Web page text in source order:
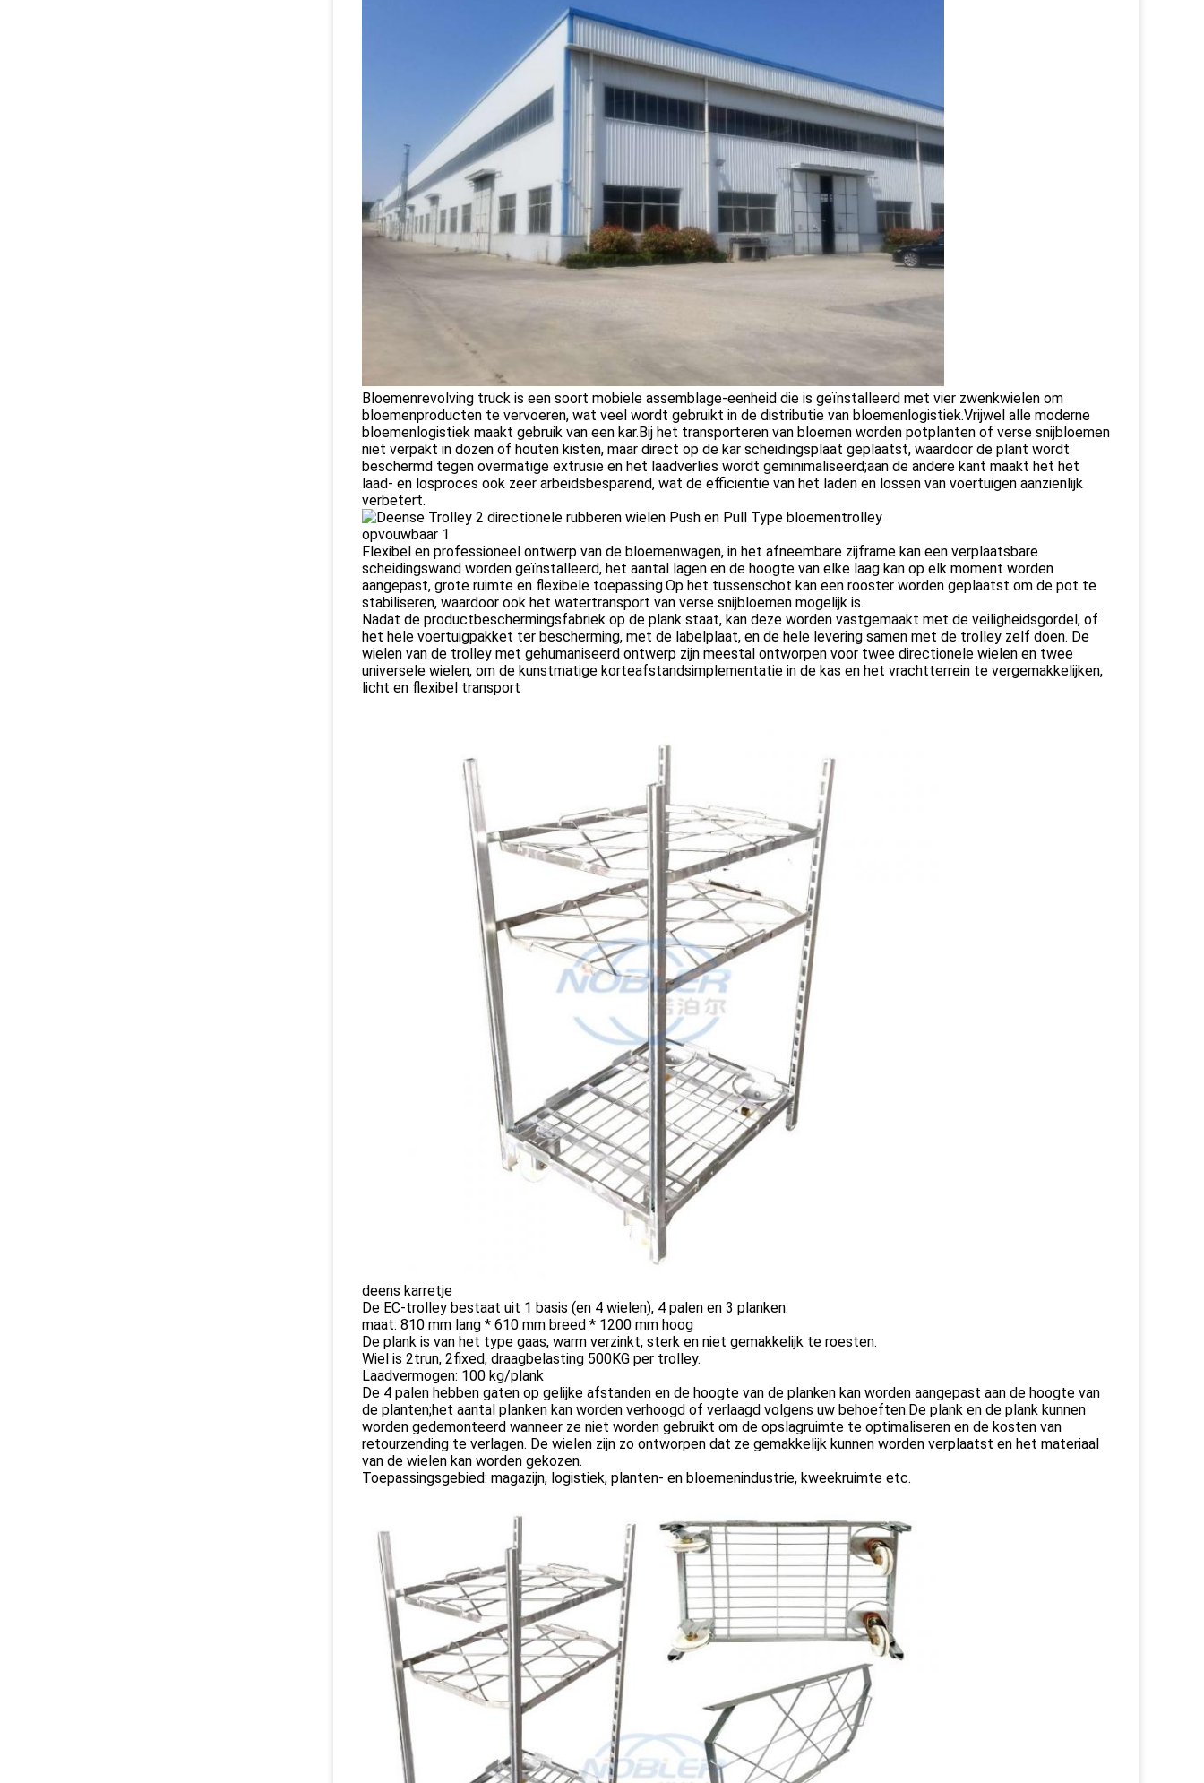
Bloemenrevolving truck is een soort mobiele assemblage-eenheid die is geïnstalleerd met vier zwenkwielen om
bloemenproducten te vervoeren, wat veel wordt gebruikt in de distributie van bloemenlogistiek.Vrijwel alle moderne
bloemenlogistiek maakt gebruik van een kar.Bij het transporteren van bloemen worden potplanten of verse snijbloemen
niet verpakt in dozen of houten kisten, maar direct op de kar scheidingsplaat geplaatst, waardoor de plant wordt
beschermd tegen overmatige extrusie en het laadverlies wordt geminimaliseerd;aan de andere kant maakt het het
laad- en losproces ook zeer arbeidsbesparend, wat de efficiëntie van het laden en lossen van voertuigen aanzienlijk
verbetert.
Flexibel en professioneel ontwerp van de bloemenwagen, in het afneembare zijframe kan een verplaatsbare
scheidingswand worden geïnstalleerd, het aantal lagen en de hoogte van elke laag kan op elk moment worden
aangepast, grote ruimte en flexibele toepassing.Op het tussenschot kan een rooster worden geplaatst om de pot te
stabiliseren, waardoor ook het watertransport van verse snijbloemen mogelijk is.
Nadat de productbeschermingsfabriek op de plank staat, kan deze worden vastgemaakt met de veiligheidsgordel, of
het hele voertuigpakket ter bescherming, met de labelplaat, en de hele levering samen met de trolley zelf doen. De
wielen van de trolley met gehumaniseerd ontwerp zijn meestal ontworpen voor twee directionele wielen en twee
universele wielen, om de kunstmatige korteafstandsimplementatie in de kas en het vrachtterrein te vergemakkelijken,
licht en flexibel transport
deens karretje
De EC-trolley bestaat uit 1 basis (en 4 wielen), 4 palen en 3 planken.
maat: 810 mm lang * 610 mm breed * 1200 mm hoog
De plank is van het type gaas, warm verzinkt, sterk en niet gemakkelijk te roesten.
Wiel is 2trun, 2fixed, draagbelasting 500KG per trolley.
Laadvermogen: 100 kg/plank
De 4 palen hebben gaten op gelijke afstanden en de hoogte van de planken kan worden aangepast aan de hoogte van
de planten;het aantal planken kan worden verhoogd of verlaagd volgens uw behoeften.De plank en de plank kunnen
worden gedemonteerd wanneer ze niet worden gebruikt om de opslagruimte te optimaliseren en de kosten van
retourzending te verlagen. De wielen zijn zo ontworpen dat ze gemakkelijk kunnen worden verplaatst en het materiaal
van de wielen kan worden gekozen.
Toepassingsgebied: magazijn, logistiek, planten- en bloemenindustrie, kweekruimte etc.